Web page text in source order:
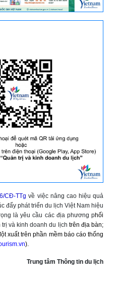
CĐ-TTg về việc nâng cao hiệu quả
đẩy phát triển du lịch Việt Nam hiệu
là yêu cầu các địa phương phối
trị và kinh doanh du lịch trên địa bàn;
xuất trên phần mềm báo cáo thống
).
Trung tâm Thông tin du lịch